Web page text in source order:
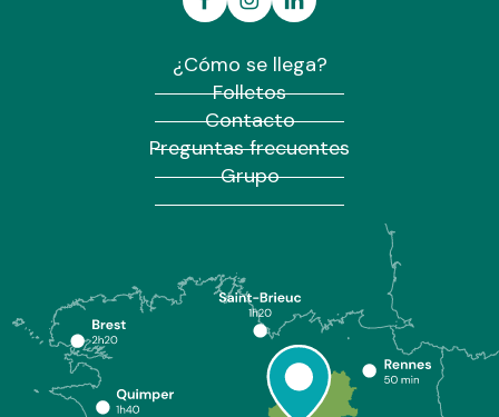
¿Cómo se llega?
Folletos
Contacto
Preguntas frecuentes
Grupo